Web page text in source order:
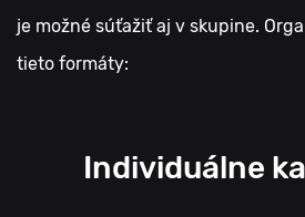
je možné súťažiť aj v skupine.
tieto formáty:
Individuálne